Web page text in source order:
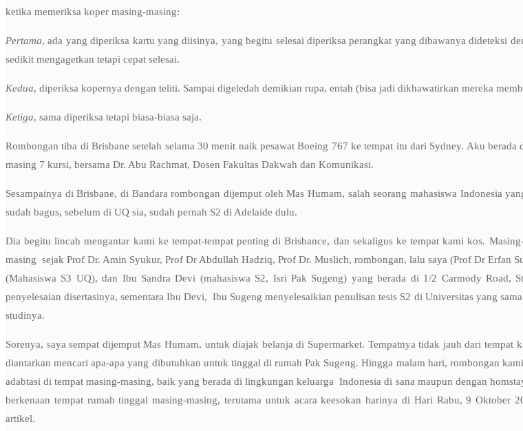
ketika memeriksa koper masing-masing:
Pertama, ada yang diperiksa kartu yang diisinya, yang begitu selesai diperiksa perangkat yang dibawanya dideteksi
sedikit mengagetkan tetapi cepat selesai.
Kedua, diperiksa kopernya dengan teliti. Sampai digeledah demikian rupa, entah (bisa jadi dikhawatirkan mereka
Ketiga, sama diperiksa tetapi biasa-biasa saja.
Rombongan tiba di Brisbane setelah selama 30 menit naik pesawat Boeing 767 ke tempat itu dari Sydney. Aku
masing 7 kursi, bersama Dr. Abu Rachmat, Dosen Fakultas Dakwah dan Komunikasi.
Sesampainya di Brisbane, di Bandara rombongan dijemput oleh Mas Humam, salah seorang mahasiswa Indonesia
sudah bagus, sebelum di UQ sia, sudah pernah S2 di Adelaide dulu.
Dia begitu lincah mengantar kami ke tempat-tempat penting di Brisbance, dan sekaligus ke tempat kami kos.
masing sejak Prof Dr. Amin Syukur, Prof Dr Abdullah Hadziq, Prof Dr. Muslich, rombongan, lalu saya (Prof Dr Erfan
(Mahasiswa S3 UQ), dan Ibu Sandra Devi (mahasiswa S2, Isri Pak Sugeng) yang berada di 1/2 Carmody Road,
penyelesaian disertasinya, sementara Ibu Devi, Ibu Sugeng menyelesaikian penulisan tesis S2 di Universitas yang
studinya.
Sorenya, saya sempat dijemput Mas Humam, untuk diajak belanja di Supermarket. Tempatnya tidak jauh dari
diantarkan mencari apa-apa yang dibutuhkan untuk tinggal di rumah Pak Sugeng. Hingga malam hari, rombongan
adabtasi di tempat masing-masing, baik yang berada di lingkungan keluarga Indonesia di sana maupun dengan
berkenaan tempat rumah tinggal masing-masing, terutama untuk acara keesokan harinya di Hari Rabu, 9
artikel.